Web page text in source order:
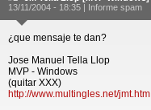
13/11/2004 - 18:35 | Informe spam
¿que mensaje te dan?
Jose Manuel Tella Llop
MVP - Windows
(quitar XXX)
http://www.multingles.net/jmt.htm